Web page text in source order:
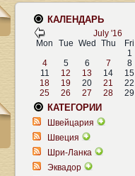
КАЛЕНДАРЬ
July '16
Mon
Tue Wed Thu Fri
1
4
5 6 7 8
11
12 13 14 15
18
19 20 21 22
25
26 27 28 29
КАТЕГОРИИ
Швейцария
Швеция
Шри-Ланка
Эквадор